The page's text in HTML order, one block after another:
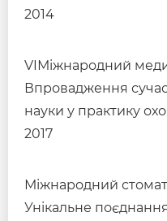
2014
VIМіжнародний
Впровадження
науки у практику
2017
Міжнародний
Унікальне